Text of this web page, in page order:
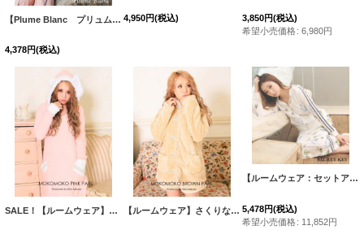
【Plume Blanc プリュムブラン】青木りえちゃんプロデュース!!【ルームウェア】ピンクストライプサテン パジャマ【HC02】
4,378円(税込)
4,950円(税込) 3,850円(税込)
希望小売価格: 6,980円
SALE！【ルームウェア】さくりなちゃんプロデュース★もこもこピンクパール[HC02] 【ルームウェア】さくりな×SECRET KEY もこもこブラウンパール[HC02]
【ルームウェア：セットアップ】SALEサイドライン×フラワーパーカー/ジャージ/スウェット/部屋着/パジャマ/ロングスカート / セットアップルームウェア[HC02]
5,478円(税込)
希望小売価格: 11,852円